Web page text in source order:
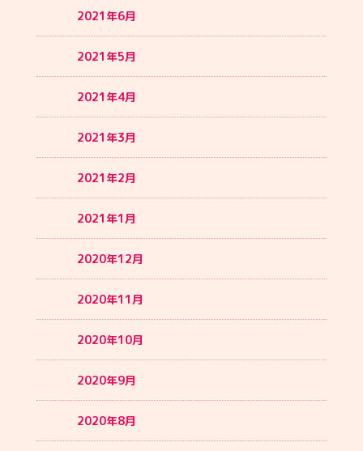
2021年6月
2021年5月
2021年4月
2021年3月
2021年2月
2021年1月
2020年12月
2020年11月
2020年10月
2020年9月
2020年8月